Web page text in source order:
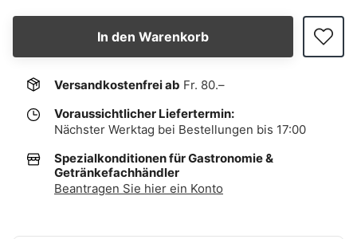
In den Warenkorb
Versandkostenfrei ab Fr. 80.–
Voraussichtlicher Liefertermin:
Nächster Werktag bei Bestellungen bis 17:00
Spezialkonditionen für Gastronomie &
Getränkefachhändler
Beantragen Sie hier ein Konto